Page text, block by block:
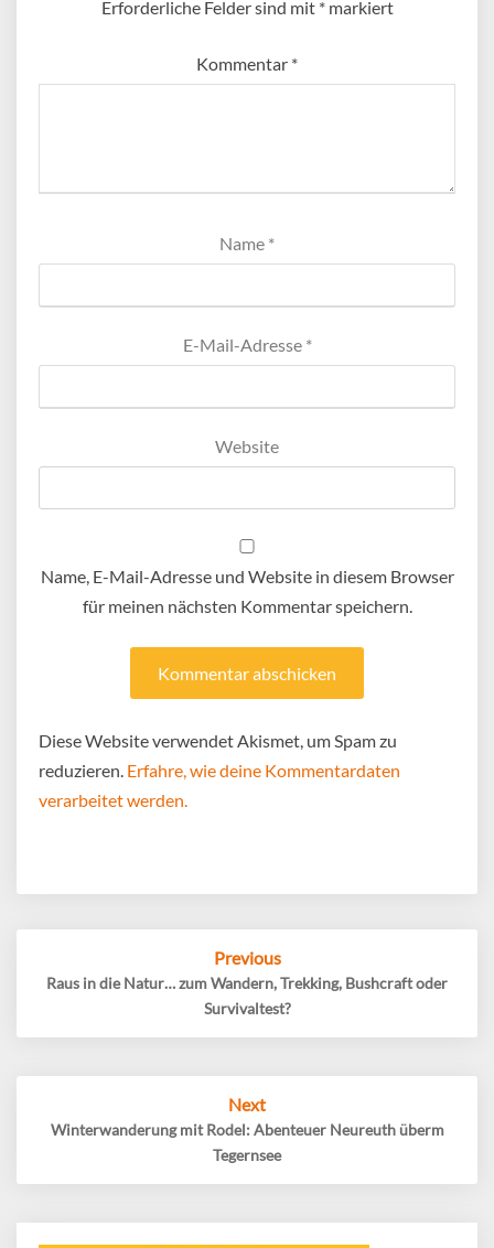
Erforderliche Felder sind mit *markiert
Kommentar *
Name *
E-Mail-Adresse *
Website
Name, E-Mail-Adresse und Website in diesem Browser
für meinen nächsten Kommentar speichern.
Diese Website verwendet Akismet, um Spam zu
reduzieren. Erfahre, wie deine Kommentardaten
verarbeitet werden.
Previous
Raus in die Natur… zum Wandern, Trekking, Bushcraft oder
Survivaltest?
Next
Winterwanderung mit Rodel: Abenteuer Neureuth überm
Tegernsee